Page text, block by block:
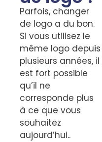
Parfois, changer
de logo a du bon.
Si vous utilisez le
même logo depuis
plusieurs années, il
est fort possible
qu’il ne
corresponde plus
à ce que vous
souhaitez
aujourd’hui..